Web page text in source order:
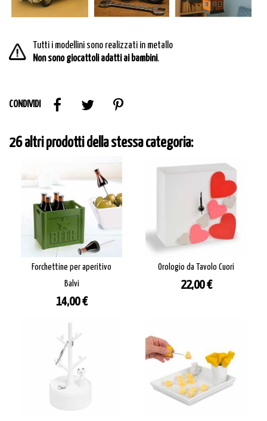
Tutti i modellini sono realizzati in metallo
Non sono giocattoli adatti ai bambini.
CONDIVIDI
26 altri prodotti della stessa categoria:
Forchettine per aperitivo
Balvi
Prezzo
14,00 €
Orologio da Tavolo Cuori
Prezzo
22,00 €